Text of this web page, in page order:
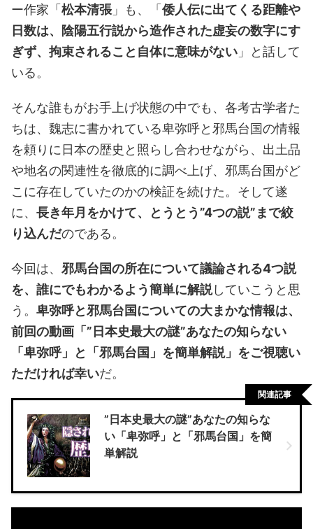
ー作家「松本清張 」も、「倭人伝に出てくる距離や
日数は、陰陽五行説から造作された虚妄の数字にす
ぎず、拘束されること自体に意味がない 」と話して
いる。
そんな誰もがお手上げ状態の中でも、各考古学者た
ちは、魏志に書かれている卑弥呼と邪馬台国の情報
を頼りに日本の歴史と照らし合わせながら、出土品
や地名の関連性を徹底的に調べ上げ、邪馬台国がど
こに存在していたのかの検証を続けた。そして遂
に、 長き年月をかけて、とうとう”4つの説”まで絞
り込んだのである。
今回は、 邪馬台国の所在について議論される4つ説
を、誰にでもわかるよう簡単に解説していこうと思
う。 卑弥呼と邪馬台国についての大まかな情報は、
前回の動画「”日本史最大の謎”あなたの知らない
「卑弥呼」と「邪馬台国」を簡単解説」をご視聴い
ただければ幸いだ。
”日本史最大の謎”あなたの知らな
い「卑弥呼」と「邪馬台国」を簡
単解説
関連記事